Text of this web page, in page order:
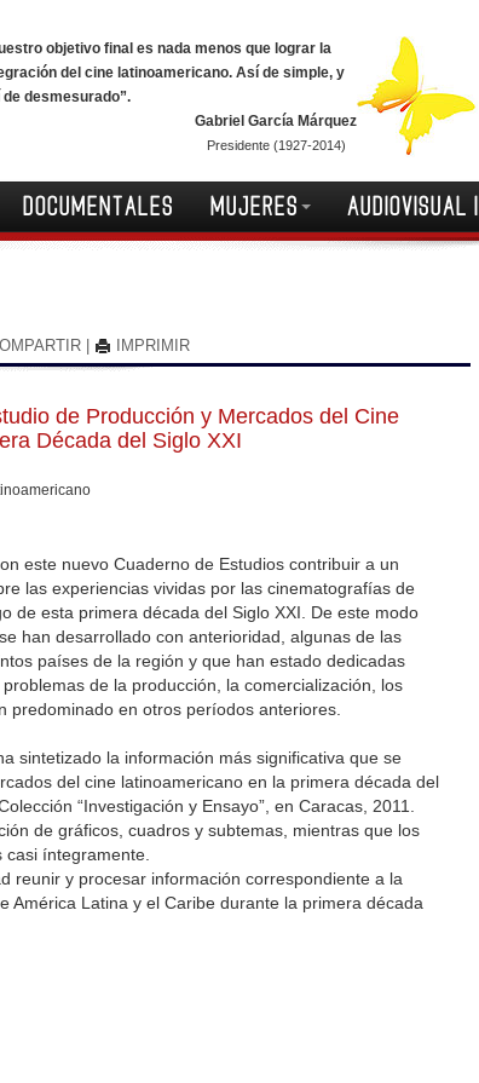
objetivo final es nada menos que lograr la
del cine latinoamericano. Así de simple, y
de desmesurado”.
Gabriel García Márquez
Presidente (1927-2014)
DOCUMENTALES MUJERES AUDIOVISUAL
IMPRIMIR
de Producción y Mercados del Cine
Década del Siglo XXI
este nuevo Cuaderno de Estudios contribuir a un
las experiencias vividas por las cinematografías de
de esta primera década del Siglo XXI. De este modo
han desarrollado con anterioridad, algunas de las
países de la región y que han estado dedicadas
de la producción, la comercialización, los
predominado en otros períodos anteriores.
sintetizado la información más significativa que se
del cine latinoamericano en la primera década del
“Investigación y Ensayo”, en Caracas, 2011.
de gráficos, cuadros y subtemas, mientras que los
íntegramente.
reunir y procesar información correspondiente a la
América Latina y el Caribe durante la primera década